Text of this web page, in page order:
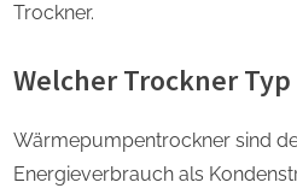
Trockner.
Welcher Trockner
Wärmepumpentrockner sind
Energieverbrauch als